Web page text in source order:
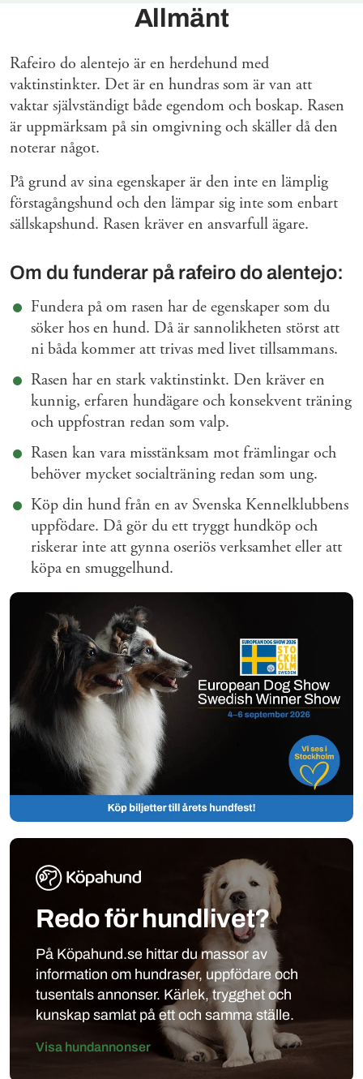
Allmänt
Rafeiro do alentejo är en herdehund med
vaktinstinkter. Det är en hundras som är van att
vaktar självständigt både egendom och boskap. Rasen
är uppmärksam på sin omgivning och skäller då den
noterar något.
På grund av sina egenskaper är den inte en lämplig
förstagångshund och den lämpar sig inte som enbart
sällskapshund. Rasen kräver en ansvarfull ägare.
Om du funderar på rafeiro do alentejo:
Fundera på om rasen har de egenskaper som du
söker hos en hund. Då är sannolikheten störst att
ni båda kommer att trivas med livet tillsammans.
Rasen har en stark vaktinstinkt. Den kräver en
kunnig, erfaren hundägare och konsekvent träning
och uppfostran redan som valp.
Rasen kan vara misstänksam mot främlingar och
behöver mycket socialträning redan som ung.
Köp din hund från en av Svenska Kennelklubbens
uppfödare. Då gör du ett tryggt hundköp och
riskerar inte att gynna oseriös verksamhet eller att
köpa en smuggelhund.
Redo för hundlivet?
På Köpahund.se hittar du massor av
information om hundraser, uppfödare och
tusentals annonser. Kärlek, trygghet och
kunskap samlat på ett och samma ställe.
Visa hundannonser